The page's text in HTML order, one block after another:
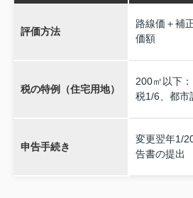
評価方法
路線価＋補
価額
税の特例（住宅用地）
200㎡以下
税1/6、都市
申告手続き
変更翌年1/
告書の提出